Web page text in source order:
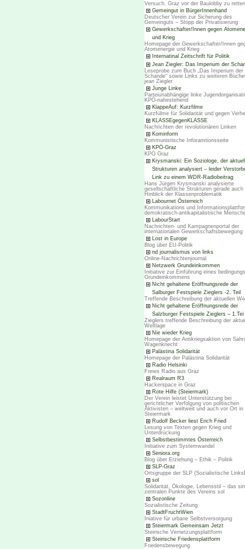
Versuch, Graz vor der Baulobby zu
Gemeingut in BürgerInnenhand
Deutscher Verein zur Sicherung des
Gemeinguts – Stopp der Privatisierung
Gewerkschafter/Innen gegen
und Krieg
Homepage der Gewerkschafter/Innen
Atomenergie und Krieg
Internatinal Zeitschrift für Politik
Jean Ziegler: Das Imperium der
Leseprobe zum Buch „Das Imperium der
Schande“ sowie Links zu weiteren
jean Ziegler
Junge Linke
Parteiunabhängige linke
KPÖ-nahestehend
KlappeAuf: Kurzfilme
Kurzfülme für Solidarität und gegen
KLASSEgegenKLASSE
Nachrichten der revolutionären Linken
Kominform
Kommunistische Inforamtionsseite
KPÖ-Graz
KPÖ Graz
Krysmanski: Ein Soziologe, der
Strukturen analysiert – leider
Link zu einem WDR-Radiobeitrag
Hans Jürgen Krysmanski analysierte
gesellschaftliche Strukturen gerade auch
Hinblick der Klassenproblematik
Labournet Österreich
Kommunikations und
demokratisch-antikapitalistische
LabourStart
Nachrichten- und Kampagnenportal der
internationalen Gewerkschaftsbewegung
Lost in Europe
Blog über EU-Politik
nd journalismus von links
Online-Nachrichtenjournal
Netzwerk Grundeinkommen
Initiative zur Einführung eines
Grundeinkommens
Nicht gehaltene Eröffnungsrede der
Salburger Festspiele Zieglers -2. Teil
Treffende Beschreibung der aktuellen
Nicht gehaltene Eröffnungsrede der
Salzburger Festspiele Zieglers – 1.Tei
Zieglers treffende Beschreibung der
Weltlage
Nie wieder Krieg
Homepage der Antikriegsaktion von
Wagenknecht
Palästina Solidarität
Homepage der Palästina Solidarität
Radio Helsinki
Freies Radio aus Graz
Realraum R3
Hackerspace in Graz
Rote Hilfe (Steiermark)
Der Verein leistet Unterstützung bei
gerichtlicher Verfolgung von politischen
Aktivisten – weltweit und auch vor Ort in
Steiermark
Rudolf Becker liest Erich Fried
Lesung von Texten gegen Krieg und
Unterdrückung
Selbstbestimmtes Österreich
Initiative zum Systemwandel
Seniora.org
Blog über Erziehung – Ethik – Politik
SLP-Graz
Ortsgruppe der SLP (Sozialistische
sol
Solidarität, Ökologie, Lebensstil – das
zentralen Punkte des Vereins sol
Sozonline
Sozialistische Zeitung
StadtFruchtWien
Iniative für urbane Selbstversorgung
Steiermark Gemeinsam Jetzt
Steirische Vernetzungsplattform
Steirische Friedensplattform
Friedensbewegung